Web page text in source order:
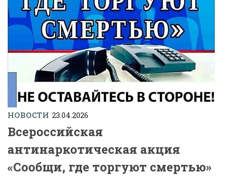
НОВОСТИ 23.04.2026
Всероссийская
антинаркотическая акция
«Сообщи, где торгуют смертью»